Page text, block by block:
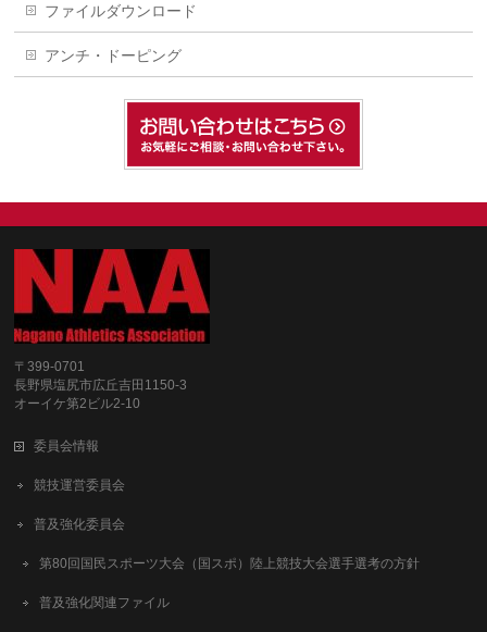
ファイルダウンロード
アンチ・ドーピング
〒399-0701
長野県塩尻市広丘吉田1150-3
オーイケ第2ビル2-10
委員会情報
競技運営委員会
普及強化委員会
第80回国民スポーツ大会（国スポ）陸上競技大会選手選考の方針
普及強化関連ファイル